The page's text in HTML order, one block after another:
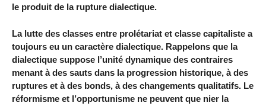
le produit de la rupture dialectique.
La lutte des classes entre prolétariat et classe capitaliste a
toujours eu un caractère dialectique. Rappelons que la
dialectique suppose l’unité dynamique des contraires
menant à des sauts dans la progression historique, à des
ruptures et à des bonds, à des changements qualitatifs. Le
réformisme et l’opportunisme ne peuvent que nier la